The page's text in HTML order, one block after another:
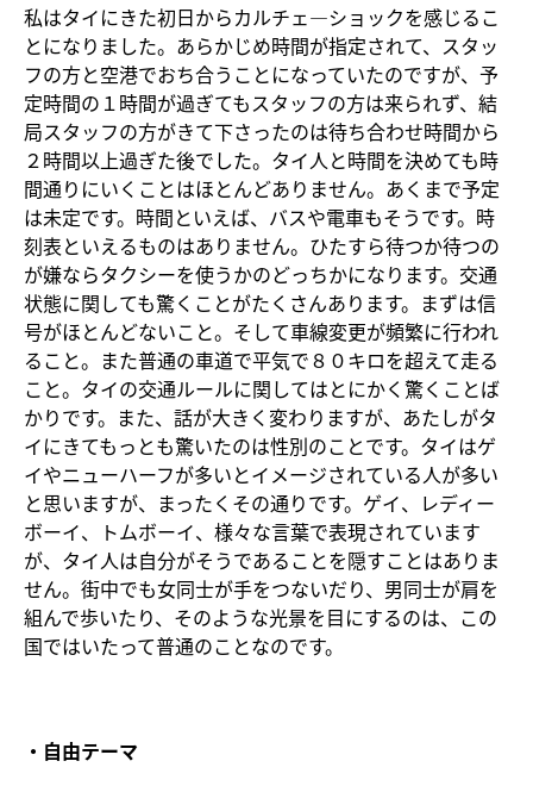
私はタイにきた初日からカルチェ―ショックを感じるこ
とになりました。あらかじめ時間が指定されて、スタッ
フの方と空港でおち合うことになっていたのですが、予
定時間の１時間が過ぎてもスタッフの方は来られず、結
局スタッフの方がきて下さったのは待ち合わせ時間から
２時間以上過ぎた後でした。タイ人と時間を決めても時
間通りにいくことはほとんどありません。あくまで予定
は未定です。時間といえば、バスや電車もそうです。時
刻表といえるものはありません。ひたすら待つか待つの
が嫌ならタクシーを使うかのどっちかになります。交通
状態に関しても驚くことがたくさんあります。まずは信
号がほとんどないこと。そして車線変更が頻繁に行われ
ること。また普通の車道で平気で８０キロを超えて走る
こと。タイの交通ルールに関してはとにかく驚くことば
かりです。また、話が大きく変わりますが、あたしがタ
イにきてもっとも驚いたのは性別のことです。タイはゲ
イやニューハーフが多いとイメージされている人が多い
と思いますが、まったくその通りです。ゲイ、レディー
ボーイ、トムボーイ、様々な言葉で表現されています
が、タイ人は自分がそうであることを隠すことはありま
せん。街中でも女同士が手をつないだり、男同士が肩を
組んで歩いたり、そのような光景を目にするのは、この
国ではいたって普通のことなのです。
・自由テーマ